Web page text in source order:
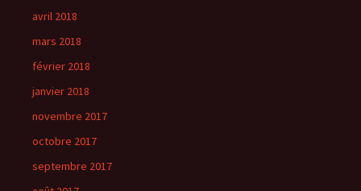
avril 2018
mars 2018
février 2018
janvier 2018
novembre 2017
octobre 2017
septembre 2017